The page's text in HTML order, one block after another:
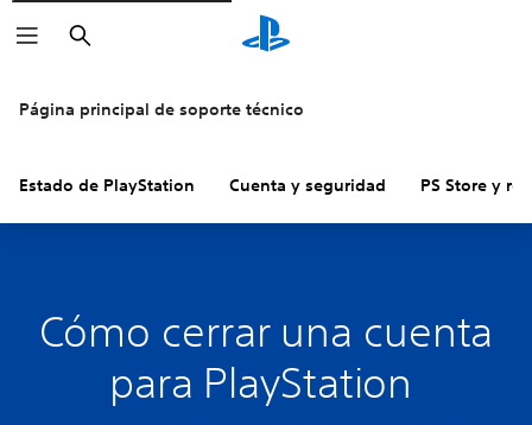
Buscar
Página principal de soporte técnico
Estado de PlayStation Cuenta y seguridad PS Store y
Cómo cerrar una cuenta
para PlayStation